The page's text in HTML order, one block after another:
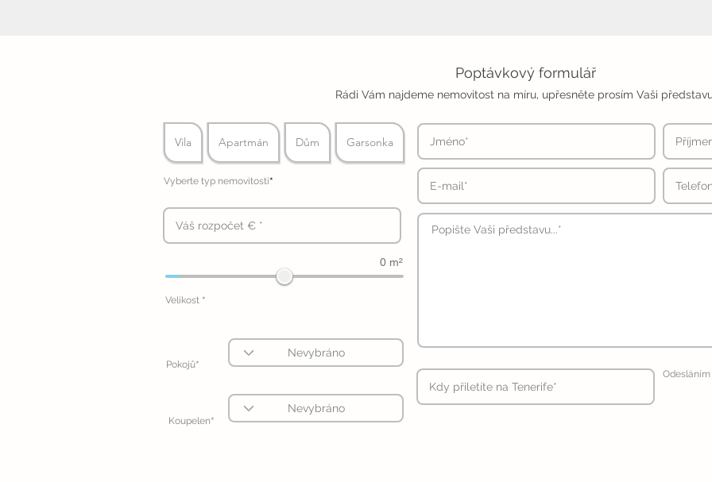
Poptávkový formulář
Rádi Vám najdeme nemovitost na míru, upřesněte prosím Vaši
Vila Apartmán Dům Garsonka
Vyberte typ nemovitosti*
0 m²
Velikost *
Pokojů*
Koupelen*